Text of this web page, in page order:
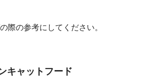
際の参考にしてください。
キャットフード